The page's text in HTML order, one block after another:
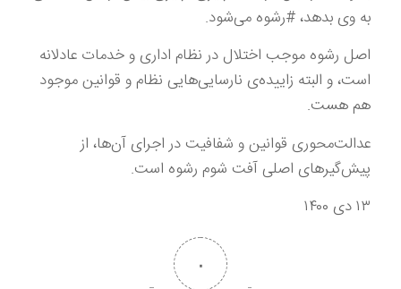
به وی بدهد، #رشوه می‌شود.
اصل رشوه موجب اختلال در نظام اداری و خدمات عادلانه
است، و البته زاییده‌ی نارسایی‌هایی نظام و قوانین موجود
هم هست.
عدالت‌محوری قوانین و شفافیت در اجرای آن‌ها، از
پیش‌گیرهای اصلی آفت شوم رشوه است.
۱۳ دی ۱۴۰۰
۰